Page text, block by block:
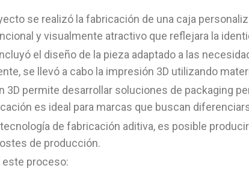
se realizó la fabricación de una caja
y visualmente atractivo que reflejara la
el diseño de la pieza adaptado a las
se llevó a cabo la impresión 3D utilizando
3D permite desarrollar soluciones de packaging
es ideal para marcas que buscan
tecnología de fabricación aditiva, es posible
de producción.
proceso: